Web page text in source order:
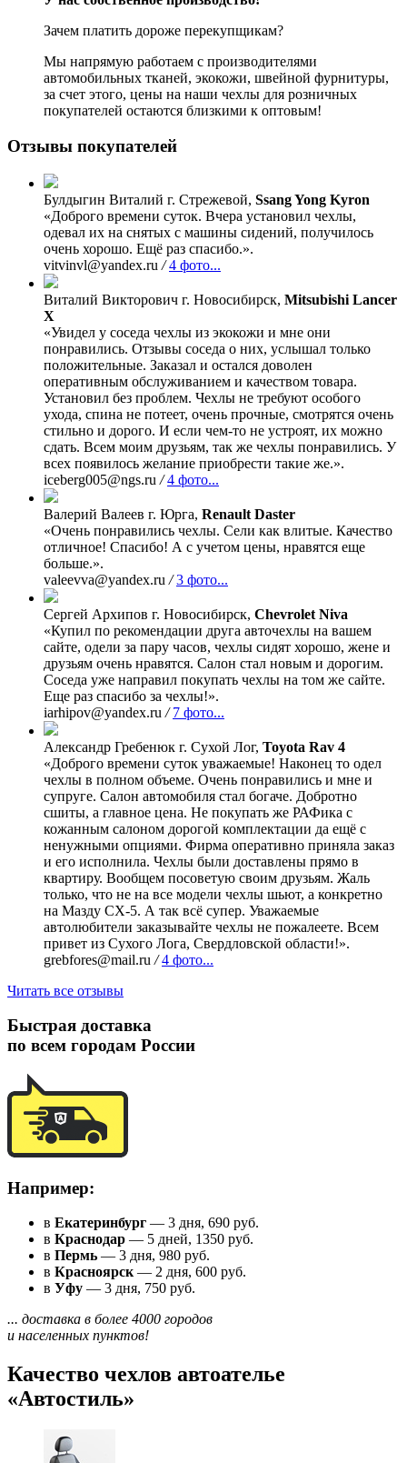
Зачем платить дороже перекупщикам?
Мы напрямую работаем с производителями
автомобильных тканей, экокожи, швейной фурнитуры,
за счет этого, цены на наши чехлы для розничных
покупателей остаются близкими к оптовым!
Отзывы покупателей
Булдыгин Виталий г. Стрежевой, Ssang Yong Kyron
«Доброго времени суток. Вчера установил чехлы,
одевал их на снятых с машины сидений, получилось
очень хорошо. Ещё раз спасибо.».
vitvinvl@yandex.ru / 4 фото...
Виталий Викторович г. Новосибирск, Mitsubishi Lancer
X
«Увидел у соседа чехлы из экокожи и мне они
понравились. Отзывы соседа о них, услышал только
положительные. Заказал и остался доволен
оперативным обслуживанием и качеством товара.
Установил без проблем. Чехлы не требуют особого
ухода, спина не потеет, очень прочные, смотрятся очень
стильно и дорого. И если чем-то не устроят, их можно
сдать. Всем моим друзьям, так же чехлы понравились. У
всех появилось желание приобрести такие же.».
iceberg005@ngs.ru / 4 фото...
Валерий Валеев г. Юрга, Renault Daster
«Очень понравились чехлы. Сели как влитые. Качество
отличное! Спасибо! А с учетом цены, нравятся еще
больше.».
valeevva@yandex.ru / 3 фото...
Сергей Архипов г. Новосибирск, Chevrolet Niva
«Купил по рекомендации друга авточехлы на вашем
сайте, одели за пару часов, чехлы сидят хорошо, жене и
друзьям очень нравятся. Салон стал новым и дорогим.
Соседа уже направил покупать чехлы на том же сайте.
Еще раз спасибо за чехлы!».
iarhipov@yandex.ru / 7 фото...
Александр Гребенюк г. Сухой Лог, Toyota Rav 4
«Доброго времени суток уважаемые! Наконец то одел
чехлы в полном объеме. Очень понравились и мне и
супруге. Салон автомобиля стал богаче. Добротно
сшиты, а главное цена. Не покупать же РАФика с
кожанным салоном дорогой комплектации да ещё с
ненужными опциями. Фирма оперативно приняла заказ
и его исполнила. Чехлы были доставлены прямо в
квартиру. Вообщем посоветую своим друзьям. Жаль
только, что не на все модели чехлы шьют, а конкретно
на Мазду СХ-5. А так всё супер. Уважаемые
автолюбители заказывайте чехлы не пожалеете. Всем
привет из Сухого Лога, Свердловской области!».
grebfores@mail.ru / 4 фото...
Читать все отзывы
Быстрая доставка
по всем городам России
Например:
в Екатеринбург — 3 дня, 690 руб.
в Краснодар — 5 дней, 1350 руб.
в Пермь — 3 дня, 980 руб.
в Красноярск— 2 дня, 600 руб.
в Уфу — 3 дня, 750 руб.
... доставка в более 4000 городов
и населенных пунктов!
Качество чехлов автоателье
«Автостиль»